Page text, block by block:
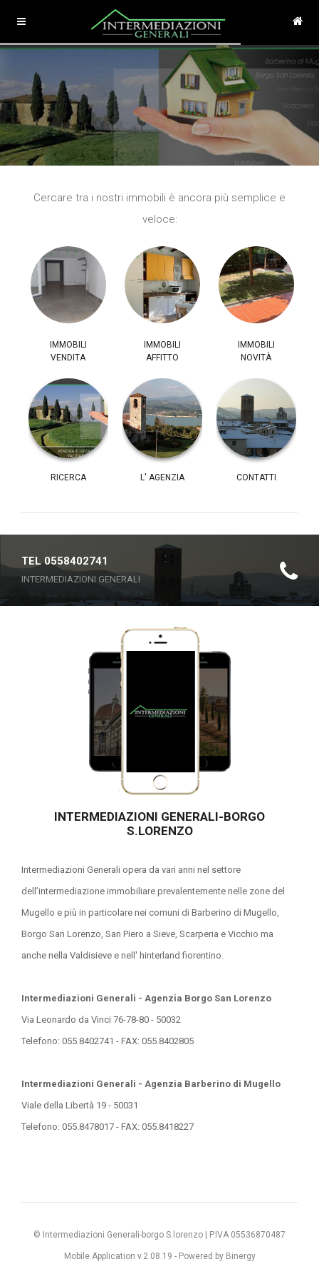
Cercare tra i nostri immobili è ancora più semplice e
veloce:
IMMOBILI
VENDITA
IMMOBILI
AFFITTO
IMMOBILI
NOVITÀ
RICERCA L' AGENZIA CONTATTI
TEL 0558402741
INTERMEDIAZIONI GENERALI
INTERMEDIAZIONI GENERALI-BORGO
S.LORENZO
Intermediazioni Generali opera da vari anni nel settore
dell’intermediazione immobiliare prevalentemente nelle zone del
Mugello e più in particolare nei comuni di Barberino di Mugello,
Borgo San Lorenzo, San Piero a Sieve, Scarperia e Vicchio ma
anche nella Valdisieve e nell' hinterland fiorentino.
Intermediazioni Generali - Agenzia Borgo San Lorenzo
Via Leonardo da Vinci 76-78-80 - 50032
Telefono: 055.8402741 - FAX: 055.8402805
Intermediazioni Generali - Agenzia Barberino di Mugello
Viale della Libertà 19 - 50031
Telefono: 055.8478017 - FAX: 055.8418227
© Intermediazioni Generali-borgo S.lorenzo | P.IVA 05536870487
Mobile Application v.2.08.19 - Powered by Binergy